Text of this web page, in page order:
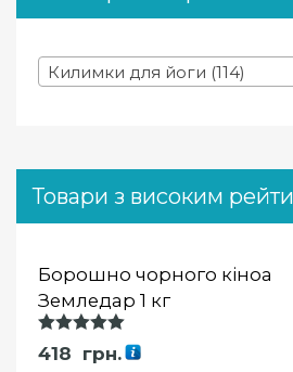
Килимки для йоги (114)
Товари з високим
Борошно чорного кіноа
Земледар 1 кг
Оцінка
5.00із 5
418 грн.